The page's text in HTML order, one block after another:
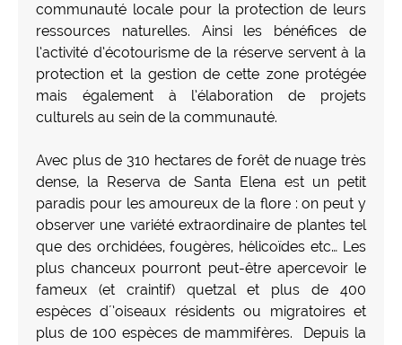
communauté locale pour la protection de leurs
ressources naturelles. Ainsi les bénéfices de
l’activité d’écotourisme de la réserve servent à la
protection et la gestion de cette zone protégée
mais également à l’élaboration de projets
culturels au sein de la communauté.
Avec plus de 310 hectares de forêt de nuage très
dense, la Reserva de Santa Elena est un petit
paradis pour les amoureux de la flore : on peut y
observer une variété extraordinaire de plantes tel
que des orchidées, fougères, hélicoïdes etc… Les
plus chanceux pourront peut-être apercevoir le
fameux (et craintif) quetzal et plus de 400
espèces d´’oiseaux résidents ou migratoires et
plus de 100 espèces de mammifères. Depuis la